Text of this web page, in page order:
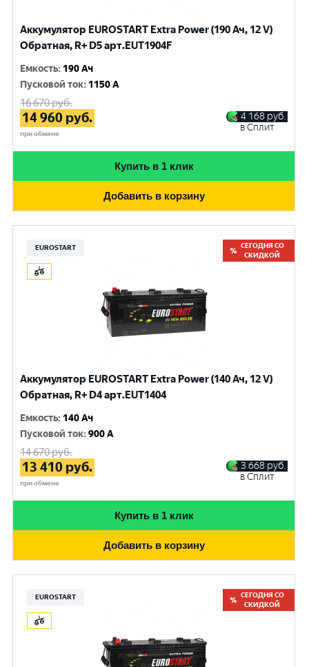
Аккумулятор EUROSTART Extra Power (190 Ач, 12 V)
Обратная, R+ D5 арт.EUT1904F
Емкость: 190 Ач
Пусковой ток: 1150 A
16 670руб.
14 960 руб.
при обмене
4 168 руб.
в Сплит
Купить в 1 клик
Добавить в корзину
EUROSTART
СЕГОДНЯ СО
СКИДКОЙ
Аккумулятор EUROSTART Extra Power (140 Ач, 12 V)
Обратная, R+ D4 арт.EUT1404
Емкость: 140 Ач
Пусковой ток:900 A
14 670руб.
13 410 руб.
при обмене
3 668 руб.
в Сплит
Купить в 1 клик
Добавить в корзину
EUROSTART
СЕГОДНЯ СО
СКИДКОЙ